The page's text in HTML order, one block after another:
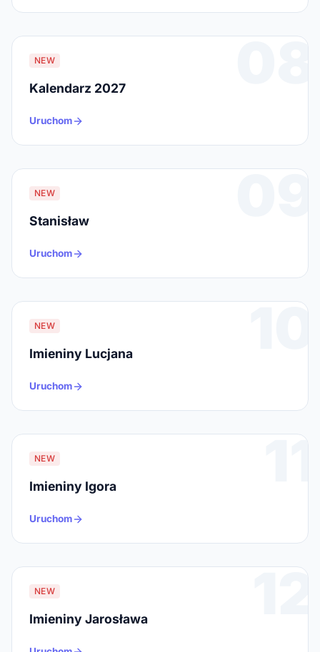
08
NEW
Kalendarz 2027
Uruchom
09
NEW
Stanisław
Uruchom
10
NEW
Imieniny Lucjana
Uruchom
11
NEW
Imieniny Igora
Uruchom
12
NEW
Imieniny Jarosława